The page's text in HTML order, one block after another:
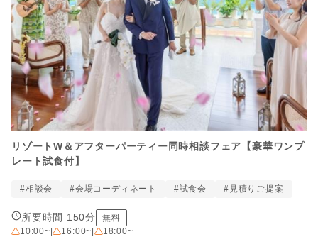
リゾートW＆アフターパーティー同時相談フェア【豪華ワンプ
レート試食付】
#相談会 #会場コーディネート #試食会 #見積りご提案
所要時間 150分
無料
10:00~| 16:00~| 18:00~